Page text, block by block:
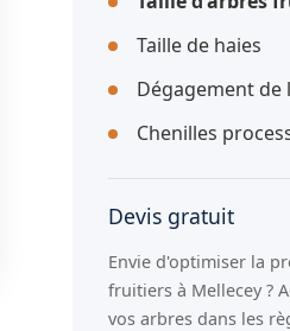
Taille de haies
Dégagement de
Chenilles
Devis gratuit
Envie d'optimiser la
fruitiers à Mellecey ?
vos arbres dans les